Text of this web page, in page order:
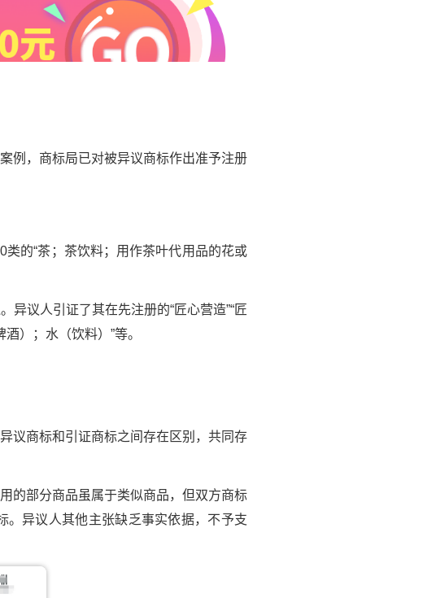
例，商标局已对被异议商标作出准予注册
的“茶；茶饮料；用作茶叶代用品的花或
议人引证了其在先注册的“匠心营造”“匠
）；水（饮料）”等。
议商标和引证商标之间存在区别，共同存
的部分商品虽属于类似商品，但双方商标
。异议人其他主张缺乏事实依据，不予支